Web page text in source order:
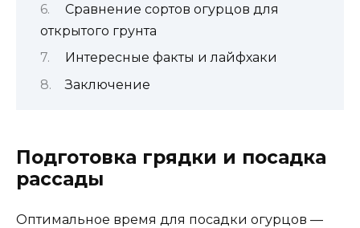
Сравнение сортов огурцов для
открытого грунта
Интересные факты и лайфхаки
Заключение
Подготовка грядки и посадка
рассады
Оптимальное время для посадки огурцов —